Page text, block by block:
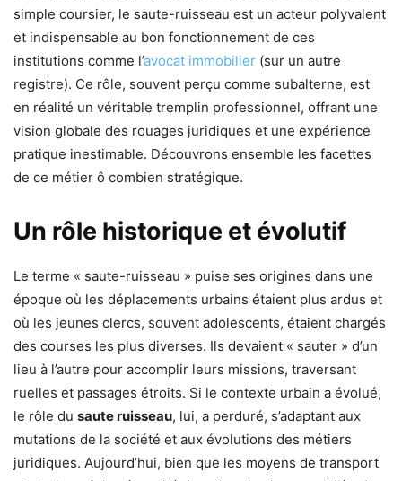
simple coursier, le saute-ruisseau est un acteur polyvalent
et indispensable au bon fonctionnement de ces
institutions comme l’avocat immobilier (sur un autre
registre). Ce rôle, souvent perçu comme subalterne, est
en réalité un véritable tremplin professionnel, offrant une
vision globale des rouages juridiques et une expérience
pratique inestimable. Découvrons ensemble les facettes
de ce métier ô combien stratégique.
Un rôle historique et évolutif
Le terme « saute-ruisseau » puise ses origines dans une
époque où les déplacements urbains étaient plus ardus et
où les jeunes clercs, souvent adolescents, étaient chargés
des courses les plus diverses. Ils devaient « sauter » d’un
lieu à l’autre pour accomplir leurs missions, traversant
ruelles et passages étroits. Si le contexte urbain a évolué,
le rôle du saute ruisseau, lui, a perduré, s’adaptant aux
mutations de la société et aux évolutions des métiers
juridiques. Aujourd’hui, bien que les moyens de transport